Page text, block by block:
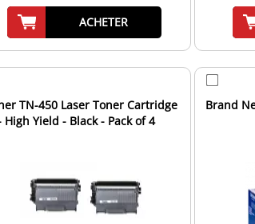
ACHETER
TN-450 Laser Toner Cartridge
High Yield - Black - Pack of 4
Brand